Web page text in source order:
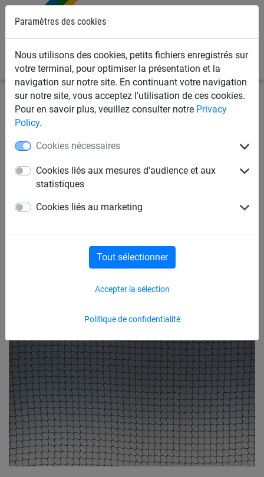
Paramètres des cookies
Nous utilisons des cookies, petits fichiers enregistrés sur
votre terminal, pour optimiser la présentation et la
navigation sur notre site. En continuant votre navigation
sur notre site, vous acceptez l'utilisation de ces cookies.
Pour en savoir plus, veuillez consulter notre Privacy
Policy.
Cookies nécessaires
Cookies liés aux mesures d'audience et aux
statistiques
Cookies liés au marketing
Politique de confidentialité
Accepter la sélection
Tout sélectionner
Filets d'industrie Filets pour les événements
Filets de
projection
Filet 1 mm PP, maille carrée
20 mm - sur mesure